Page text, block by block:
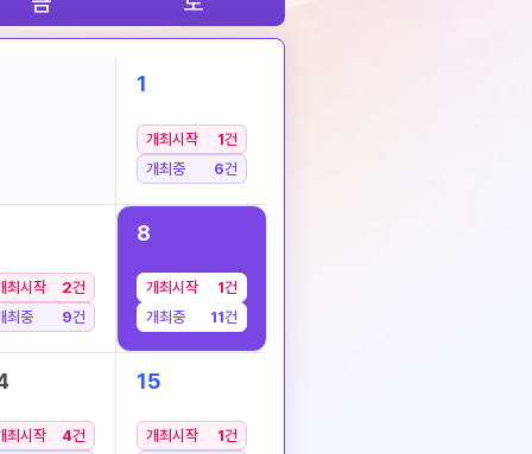
1
개최시작 1건
개최중
6건
최시작 2건
최중
9건
8
개최시작 1건
개최중
11건
최시작 4건
15
개최시작 1건